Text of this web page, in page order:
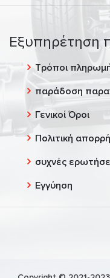
Εξυπηρέτηση
Τρόποι
παράδοση
Γενικοί Όροι
Πολιτική
συχνές
Εγγύηση